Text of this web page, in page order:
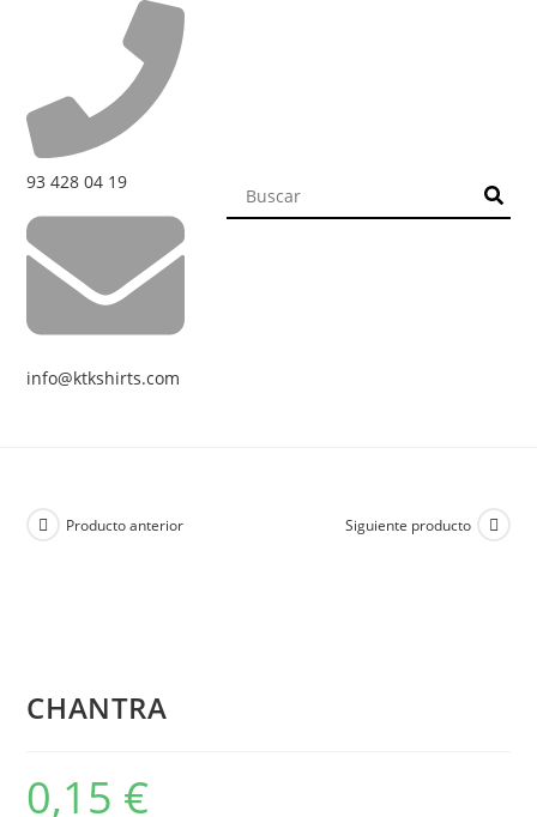
93 428 04 19
info@ktkshirts.com
Producto anterior Siguiente producto
CHANTRA
0,15 €